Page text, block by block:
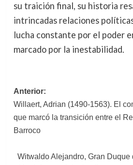
su traición final, su historia
intrincadas relaciones
lucha constante por el poder
marcado por la inestabilidad.
Navegación
de
entradas
Anterior:
Willaert, Adrian (1490-1563). El
que marcó la transición entre el
Barroco
Witwaldo Alejandro, Gran Duque